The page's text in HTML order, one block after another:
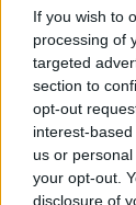
If you wish to
processing of
targeted
section to
opt-out
interest-
us or
your opt-out.
disclosure of
ZGŁOŚ